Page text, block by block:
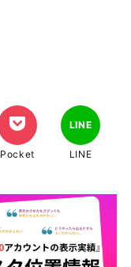
Pocket
LINE
LINE